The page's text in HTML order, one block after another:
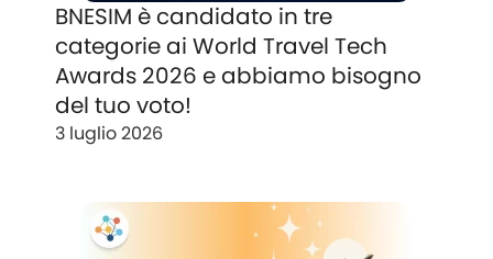
BNESIM è candidato in tre
categorie ai World Travel Tech
Awards 2026 e abbiamo bisogno
del tuo voto!
3 luglio 2026